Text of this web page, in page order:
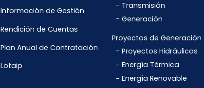
Información de Gestión
Rendición de Cuentas
Plan Anual de Contratación
Lotaip
Transmisión
Generación
Proyectos de Generación
Proyectos Hidráulicos
Energía Térmica
Energía Renovable